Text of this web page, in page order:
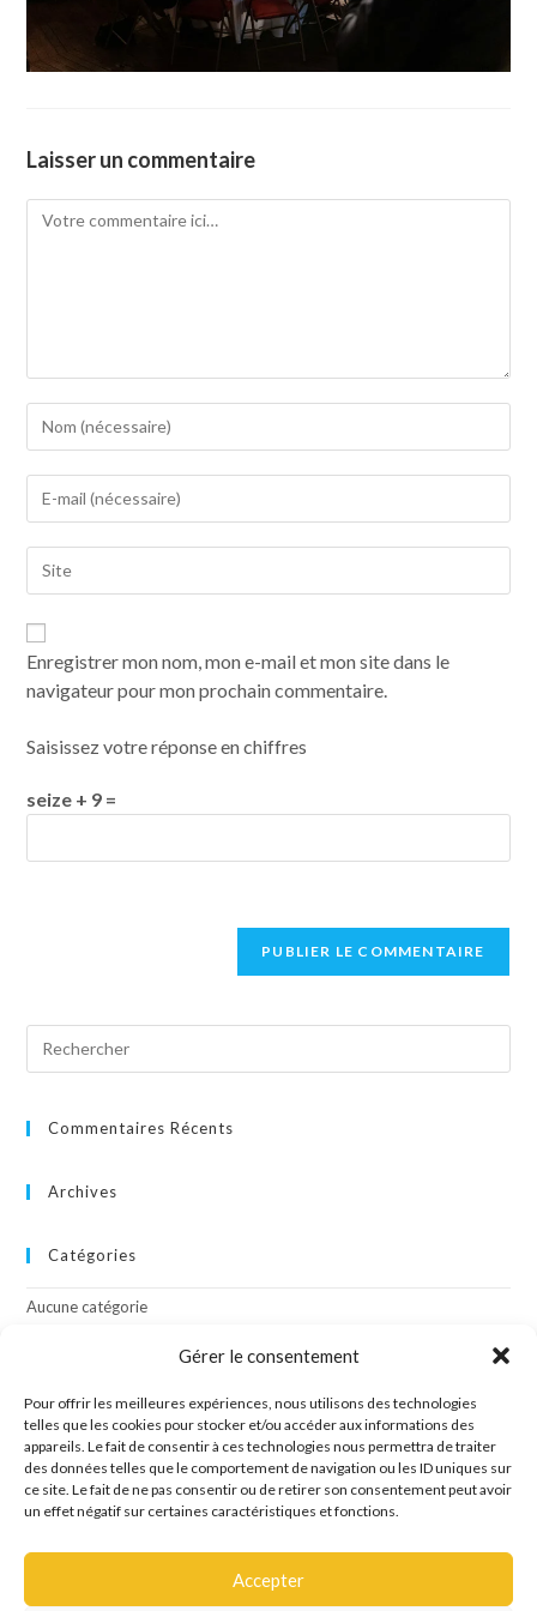
Gérer le consentement
Pour offrir les meilleures expériences, nous utilisons des technologies
telles que les cookies pour stocker et/ou accéder aux informations des
appareils. Le fait de consentir à ces technologies nous permettra de traiter
des données telles que le comportement de navigation ou les ID uniques sur
ce site. Le fait de ne pas consentir ou de retirer son consentement peut avoir
un effet négatif sur certaines caractéristiques et fonctions.
Accepter
Laisser un commentaire
Enregistrer mon nom, mon e-mail et mon site dans le
navigateur pour mon prochain commentaire.
Saisissez votre réponse en chiffres
seize + 9 =
Commentaires Récents
Archives
Catégories
Aucune catégorie
Connexion
Flux des publications
Flux des commentaires
Site de WordPress-FR